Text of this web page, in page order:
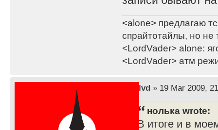
<alone> предлагаю
спрайтотайлы, но не
<LordVader> alone:
<LordVader> атм
lvd» 19 Mar 2009,
нолька wrote:
В итоге и в